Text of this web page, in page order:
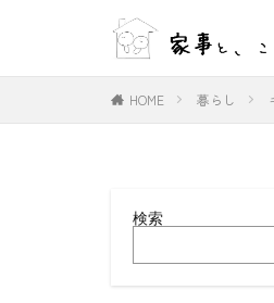
HOME 暮らし
検索